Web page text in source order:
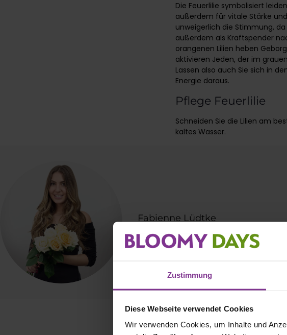
Zustimmung
Diese Webseite verwendet Cookies
Wir verwenden Cookies, um Inhalte und
Die Feuerlilie symbolisiert
außerdem für vitale Stärke
unweigerlich die Stimmung,
außerdem als Kraftspender
orangenen Lilien heben
aktivieren Jeden, der im
Lassen also auch Sie sich in
Energie daraus.
Pflege Feuerlilie
Schneiden Sie die Lilien am
kaltes Wasser.
Fabienne Lüdtke